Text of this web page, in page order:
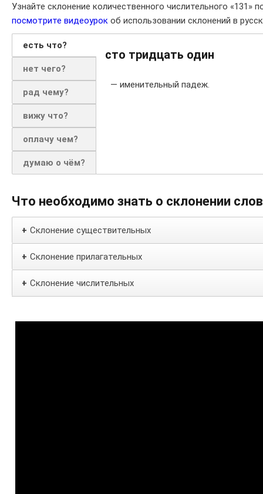
Узнайте склонение количественного числительного
посмотрите видеоурок об использовании склонений в
есть что?
нет чего?
рад чему?
вижу что?
оплачу чем?
думаю о чём?
сто тридцать один
— именительный падеж.
Что необходимо знать о склонении
+ Склонение существительных
+ Склонение прилагательных
+ Склонение числительных